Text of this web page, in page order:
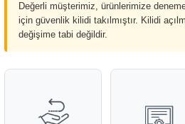
Değerli müşterimiz, ürünlerimize
için güvenlik kilidi takılmıştır. Kilidi
değişime tabi değildir.